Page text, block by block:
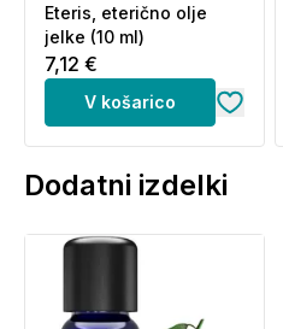
Eteris, eterično olje
jelke (10 ml)
7,12 €
V košarico
Dodatni izdelki